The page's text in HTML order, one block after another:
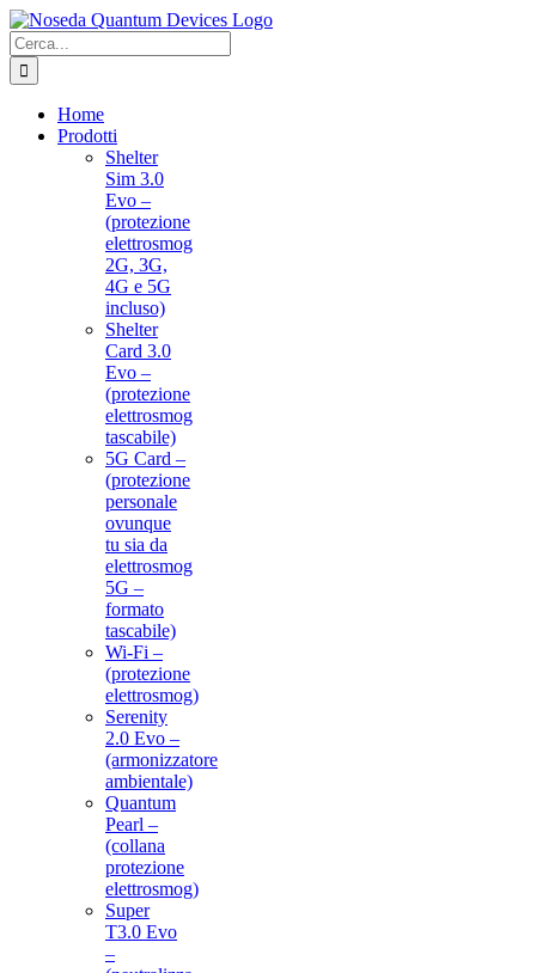
Salta
al
contenuto
Cerca
per:
Home
Prodotti
Shelter
Sim 3.0
Evo –
(protezione
elettrosmog
2G, 3G,
4G e 5G
incluso)
Shelter
Card 3.0
Evo –
(protezione
elettrosmog
tascabile)
5G Card –
(protezione
personale
ovunque
tu sia da
elettrosmog
5G –
formato
tascabile)
Wi-Fi –
(protezione
elettrosmog)
Serenity
2.0 Evo –
(armonizzatore
ambientale)
Quantum
Pearl –
(collana
protezione
elettrosmog)
Super
T3.0 Evo
–